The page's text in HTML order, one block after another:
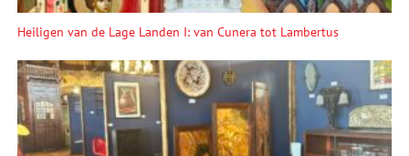
Heiligen van de Lage Landen I: van Cunera tot Lambertus